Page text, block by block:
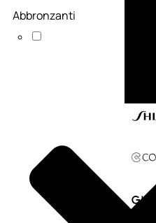
Abbronzanti